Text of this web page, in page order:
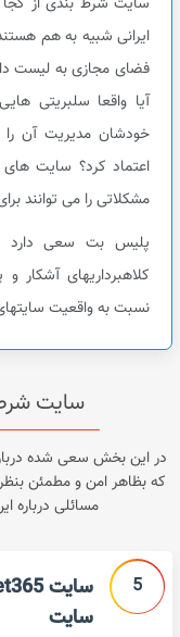
ایرانی شبیه به هم
فضای مجازی به لیست
آیا واقعا سلبریتی
خودشان مدیریت آن را
اعتماد کرد؟ سایت
مشکلاتی را می توانند
پلیس بت سعی دارد
کلاهبرداریهای
نسبت به واقعیت
سایت
در این بخش سعی شده
که بظاهر امن و مطمئن
مسائلی درباره
5
سایت